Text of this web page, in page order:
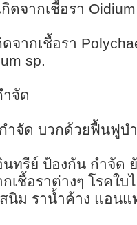
ดจากเชื้อรา
จากเชื้อรา
sp.
จัด
ำจัด บวกด้วยฟื้นฟูบำ
นทรีย์ ป้องกัน กำจัด
เชื้อราต่างๆ โรคใบ
นิม ราน้ำค้าง แอนแ